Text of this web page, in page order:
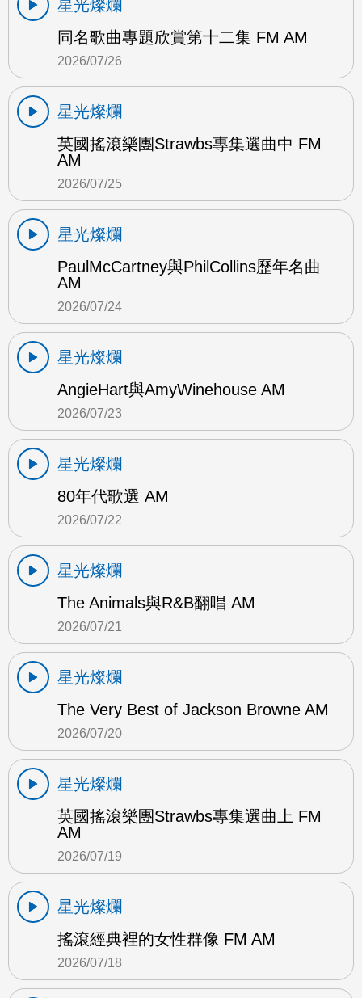
星光燦爛
同名歌曲專題欣賞第十二集 FM AM
2026/07/26
星光燦爛
英國搖滾樂團Strawbs專集選曲中 FM
AM
2026/07/25
星光燦爛
PaulMcCartney與PhilCollins歷年名曲
AM
2026/07/24
星光燦爛
AngieHart與AmyWinehouse AM
2026/07/23
星光燦爛
80年代歌選 AM
2026/07/22
星光燦爛
The Animals與R&B翻唱 AM
2026/07/21
星光燦爛
The Very Best of Jackson Browne AM
2026/07/20
星光燦爛
英國搖滾樂團Strawbs專集選曲上 FM
AM
2026/07/19
星光燦爛
搖滾經典裡的女性群像 FM AM
2026/07/18